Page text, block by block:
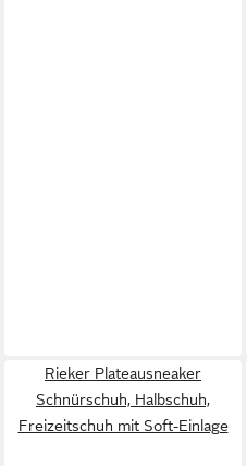
Rieker Plateausneaker
Schnürschuh, Halbschuh,
Freizeitschuh mit Soft-Einlage